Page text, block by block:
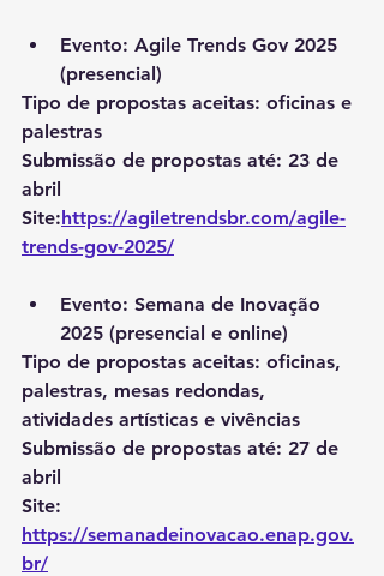
Evento: Agile Trends Gov 2025
(presencial)
Tipo de propostas aceitas: oficinas e
palestras
Submissão de propostas até: 23 de
abril
Site:https://agiletrendsbr.com/agile-
trends-gov-2025/
Evento: Semana de Inovação
2025 (presencial e online)
Tipo de propostas aceitas: oficinas,
palestras, mesas redondas,
atividades artísticas e vivências
Submissão de propostas até: 27 de
abril
Site:
https://semanadeinovacao.enap.gov.
br/